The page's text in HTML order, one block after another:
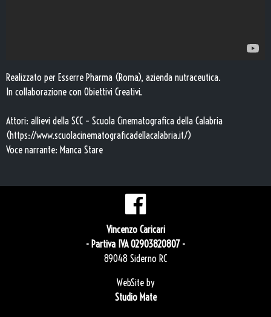
Realizzato per Esserre Pharma (Roma), azienda nutraceutica.
In collaborazione con Obiettivi Creativi.
Attori: allievi della SCC – Scuola Cinematografica della Calabria
(https://www.scuolacinematograficadellacalabria.it/)
Voce narrante: Manca Stare
Vincenzo Caricari
- Partiva IVA 02903820807 -
89048 Siderno RC
WebSite by
Studio Mate